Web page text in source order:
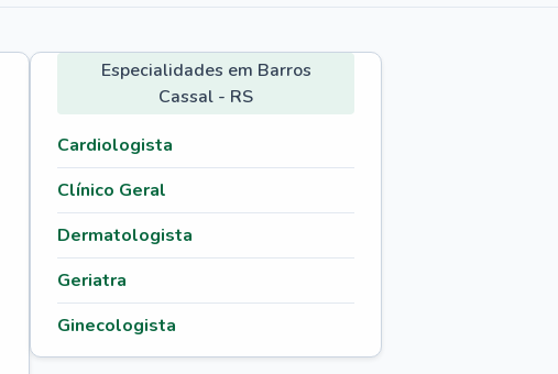
Especialidades em Barros
Cassal - RS
Cardiologista
Clínico Geral
Dermatologista
Geriatra
Ginecologista